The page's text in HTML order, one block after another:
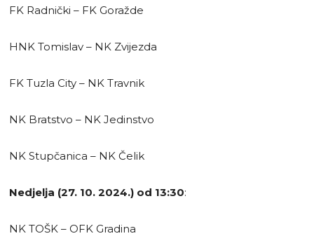
FK Radnički – FK Goražde
HNK Tomislav – NK Zvijezda
FK Tuzla City – NK Travnik
NK Bratstvo – NK Jedinstvo
NK Stupčanica – NK Čelik
Nedjelja (27. 10. 2024.) od 13:30:
NK TOŠK – OFK Gradina